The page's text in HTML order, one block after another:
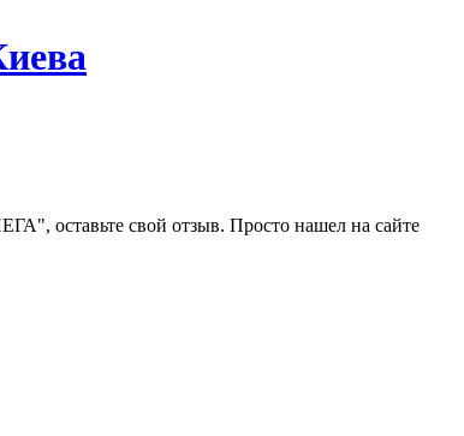
оставьте свой отзыв. Просто нашел на сайте